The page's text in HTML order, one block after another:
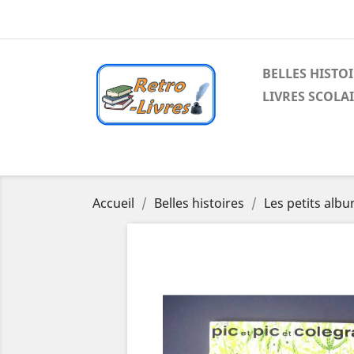
BELLES
LIVRES
Accueil Belles histoires Les petits